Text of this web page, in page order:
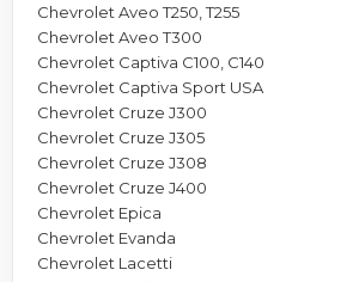
Chevrolet Aveo T250, T255
Chevrolet Aveo T300
Chevrolet Captiva C100, C140
Chevrolet Captiva Sport USA
Chevrolet Cruze J300
Chevrolet Cruze J305
Chevrolet Cruze J308
Chevrolet Cruze J400
Chevrolet Epica
Chevrolet Evanda
Chevrolet Lacetti